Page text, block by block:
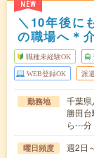
NEW
＼10年後に
の職場へ＊
職種未経験OK
WEB登録OK 派遣
勤務地
千葉
勝田
ら---分
曜日頻度 週2日